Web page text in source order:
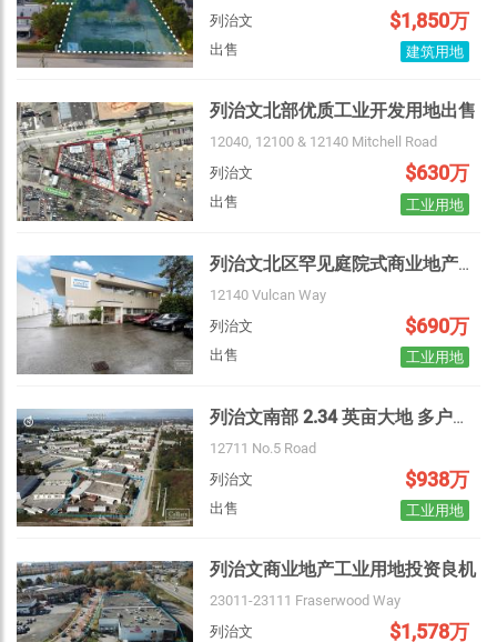
2 km
Choose view
Satellite
Traffic conditions
Show traffic incidents
列治文 $1,850万
出售 建筑用地
列治文北部优质工业开发用地出售
12040, 12100 & 12140 Mitchell Road
列治文
$630万
出售 工业用地
列治文北区罕见庭院式商业地产投资良机（含庞大商机）
12140 Vulcan Way
列治文
$690万
出售 工业用地
列治文南部 2.34 英亩大地 多户租赁投资地产现正出售
12711 No.5 Road
列治文
$938万
出售 工业用地
列治文商业地产工业用地投资良机
23011-23111 Fraserwood Way
列治文
$1,578万